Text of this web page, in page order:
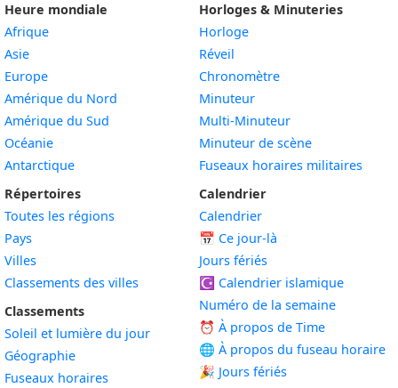
Heure mondiale
Afrique
Asie
Europe
Amérique du Nord
Amérique du Sud
Océanie
Antarctique
Répertoires
Toutes les régions
Pays
Villes
Classements des villes
Classements
Soleil et lumière du jour
Géographie
Fuseaux horaires
Horloges & Minuteries
Horloge
Réveil
Chronomètre
Minuteur
Multi-Minuteur
Minuteur de scène
Fuseaux horaires militaires
Calendrier
Calendrier
📅 Ce jour-là
Jours fériés
☪️ Calendrier islamique
Numéro de la semaine
⏰ À propos de Time
🌐 À propos du fuseau horaire
🎉 Jours fériés